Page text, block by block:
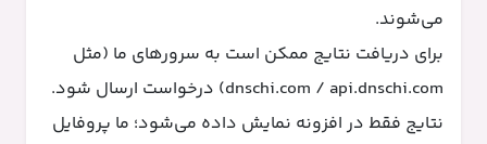
می‌شوند.
برای دریافت نتایج ممکن است به سرورهای ما (مثل
dnschi.com / api.dnschi.com) درخواست ارسال شود.
نتایج فقط در افزونه نمایش داده می‌شود؛ ما پروفایل